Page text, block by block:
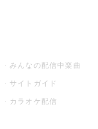
みんなの配信中楽曲
サイトガイド
カラオケ配信